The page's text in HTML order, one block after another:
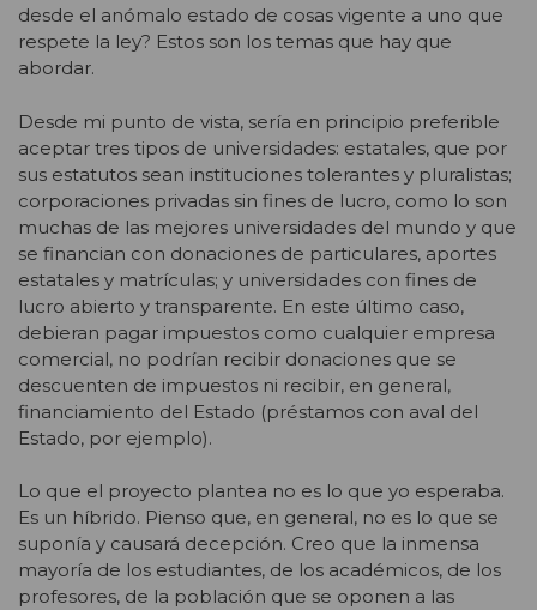
desde el anómalo estado de cosas vigente a uno que
respete la ley? Estos son los temas que hay que
abordar.
Desde mi punto de vista, sería en principio preferible
aceptar tres tipos de universidades: estatales, que por
sus estatutos sean instituciones tolerantes y pluralistas;
corporaciones privadas sin fines de lucro, como lo son
muchas de las mejores universidades del mundo y que
se financian con donaciones de particulares, aportes
estatales y matrículas; y universidades con fines de
lucro abierto y transparente. En este último caso,
debieran pagar impuestos como cualquier empresa
comercial, no podrían recibir donaciones que se
descuenten de impuestos ni recibir, en general,
financiamiento del Estado (préstamos con aval del
Estado, por ejemplo).
Lo que el proyecto plantea no es lo que yo esperaba.
Es un híbrido. Pienso que, en general, no es lo que se
suponía y causará decepción. Creo que la inmensa
mayoría de los estudiantes, de los académicos, de los
profesores, de la población que se oponen a las